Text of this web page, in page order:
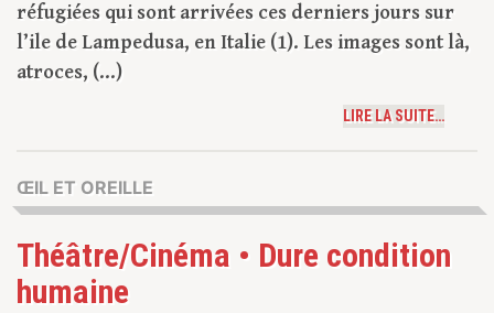
réfugiées qui sont arrivées ces derniers jours sur
l’ile de Lampedusa, en Italie (1). Les images sont là,
atroces, (...)
LIRE LA SUITE…
ŒIL ET OREILLE
Théâtre/Cinéma • Dure condition
humaine